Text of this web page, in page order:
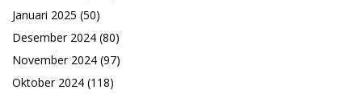
Januari 2025 (50)
Desember 2024 (80)
November 2024 (97)
Oktober 2024 (118)